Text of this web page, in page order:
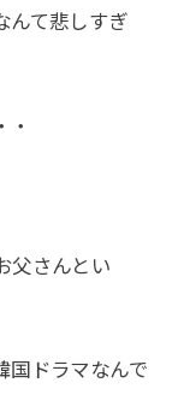
んて悲しすぎ
・
父さんとい
国ドラマなんで